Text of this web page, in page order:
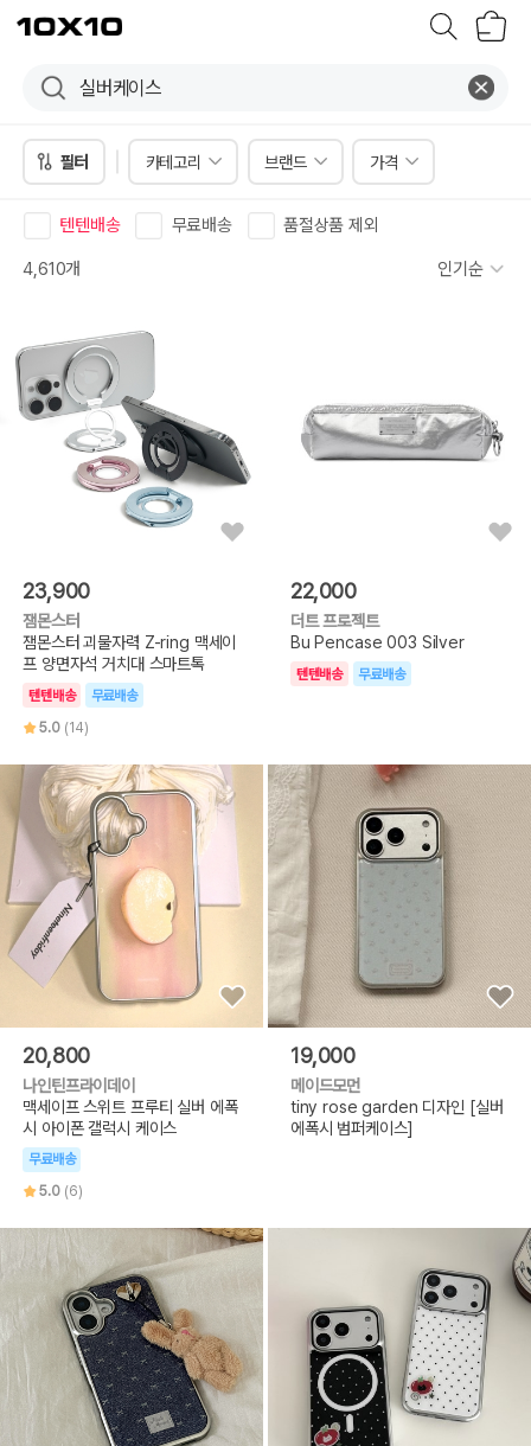
텐
바
필터 카테고리 브랜드 가격
텐텐배송 무료배송 품절상품 제외
4,610개 인기순
23,900
잼몬스터
잼몬스터 괴물자력 Z-ring 맥세이
프 양면자석 거치대 스마트톡
텐텐배송
무료배송
5.0 (14)
22,000
더트 프로젝트
Bu Pencase 003 Silver
텐텐배송 무료배송
20,800
나인틴프라이데이
맥세이프 스위트 프루티 실버 에폭
시 아이폰 갤럭시 케이스
무료배송
5.0 (6)
19,000
메이드모먼
tiny rose garden 디자인 [실버
에폭시 범퍼케이스]